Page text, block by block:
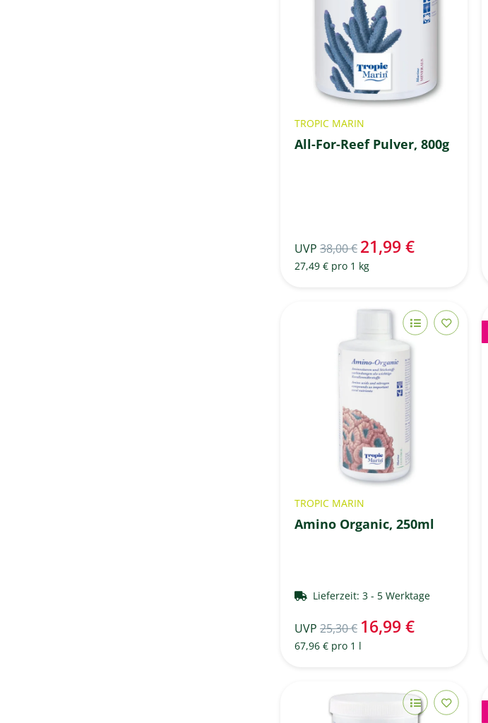
TROPIC MARIN
All-For-Reef Pulver, 800g
UVP 38,00 € 21,99 €
27,49 € pro 1 kg
TROPIC MARIN
Amino Organic, 250ml
Lieferzeit: 3 - 5 Werktage
UVP 25,30 € 16,99 €
67,96 € pro 1 l